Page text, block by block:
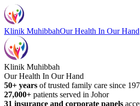
Klinik MuhibbahOur Health In Our Hand
Klinik Muhibbah
Our Health In Our Hand
50+ years of trusted family care since
27,000+ patients served in Johor
31 insurance and corporate panels